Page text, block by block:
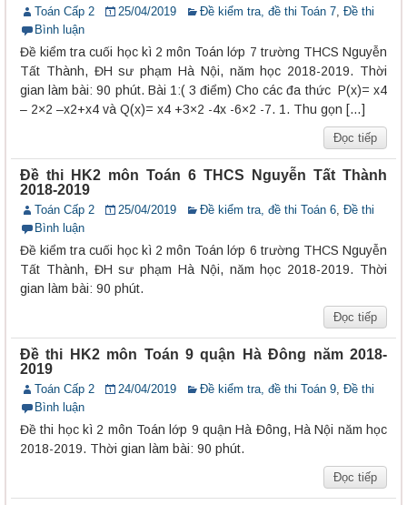
Toán Cấp 2 25/04/2019 Đề kiểm tra, đề thi Toán 7 Đề thi
Bình luận
Đề kiểm tra cuối học kì 2 môn Toán lớp 7 trường THCS Nguyễn
Tất Thành, ĐH sư phạm Hà Nội, năm học 2018-2019. Thời
gian làm bài: 90 phút. Bài 1:( 3 điểm) Cho các đa thức P(x)= x4
– 2×2 –x2+x4 và Q(x)= x4 +3×2 -4x -6×2 -7. 1. Thu gọn […]
Đọc tiếp
Đề thi HK2 môn Toán 6 THCS Nguyễn Tất Thành
2018-2019
Toán Cấp 2 25/04/2019 Đề kiểm tra, đề thi Toán 6 Đề thi
Bình luận
Đề kiểm tra cuối học kì 2 môn Toán lớp 6 trường THCS Nguyễn
Tất Thành, ĐH sư phạm Hà Nội, năm học 2018-2019. Thời
gian làm bài: 90 phút.
Đọc tiếp
Đề thi HK2 môn Toán 9 quận Hà Đông năm 2018-
2019
Toán Cấp 2 24/04/2019 Đề kiểm tra, đề thi Toán 9 Đề thi
Bình luận
Đề thi học kì 2 môn Toán lớp 9 quận Hà Đông, Hà Nội năm học
2018-2019. Thời gian làm bài: 90 phút.
Đọc tiếp